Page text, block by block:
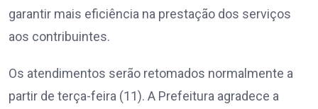
garantir mais eficiência na prestação dos serviços
aos contribuintes.
Os atendimentos serão retomados normalmente a
partir de terça-feira (11). A Prefeitura agradece a